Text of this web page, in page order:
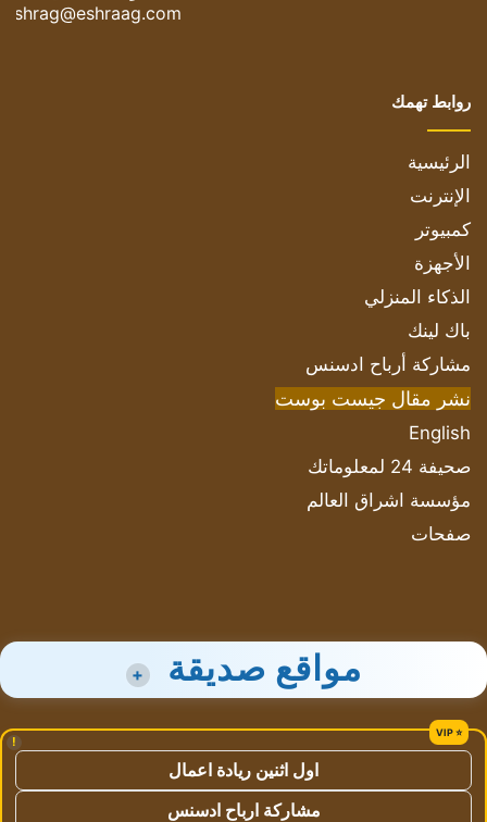
eshrag@eshraag.com
روابط تهمك
الرئيسية
الإنترنت
كمبيوتر
الأجهزة
الذكاء المنزلي
باك لينك
مشاركة أرباح ادسنس
نشر مقال جيست بوست
English
صحيفة 24 لمعلوماتك
مؤسسة اشراق العالم
صفحات
مواقع صديقة +
!
اول اثنين ريادة اعمال
مشاركة ارباح ادسنس